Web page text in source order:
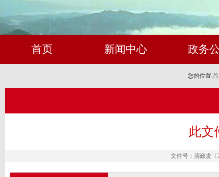
首页 新闻中心 政务
您的位置:
此文
文件号：清政发